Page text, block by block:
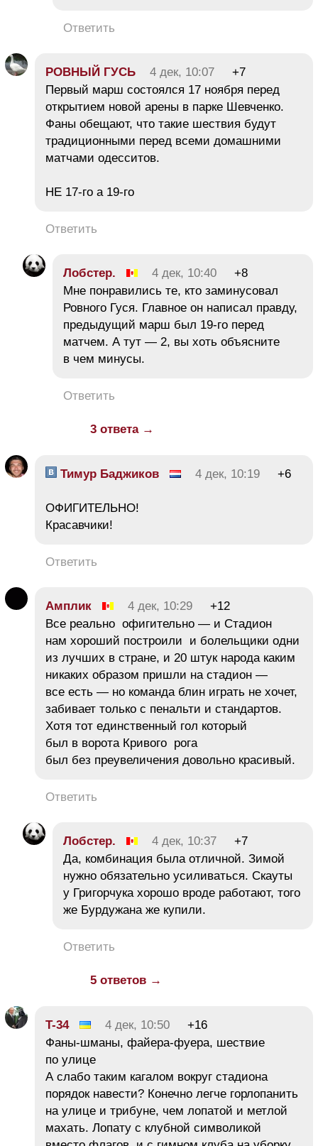
Ответить
РОВНЫЙ ГУСЬ 4 дек, 10:07
+7
Первый марш состоялся 17 ноября перед
открытием новой арены в парке Шевченко.
Фаны обещают, что такие шествия будут
традиционными перед всеми домашними
матчами одесситов.
НЕ 17-го а 19-го
Ответить
Лобстер. 4 дек, 10:40
+8
Мне понравились те, кто заминусовал
Ровного Гуся. Главное он написал правду,
предыдущий марш был 19-го перед
матчем. А тут — 2, вы хоть объясните
в чем минусы.
Ответить
3 ответа →
Тимур Баджиков 4 дек, 10:19 +6
ОФИГИТЕЛЬНО!
Красавчики!
Ответить
Амплик 4 дек, 10:29
+12
Все реально офигительно — и Стадион
нам хороший построили и болельщики одни
из лучших в стране, и 20 штук народа каким
никаких образом пришли на стадион —
все есть — но команда блин играть не хочет,
забивает только с пенальти и стандартов.
Хотя тот единственный гол который
был в ворота Кривого рога
был без преувеличения довольно красивый.
Ответить
Лобстер. 4 дек, 10:37
+7
Да, комбинация была отличной. Зимой
нужно обязательно усиливаться. Скауты
у Григорчука хорошо вроде работают, того
же Бурдужана же купили.
Ответить
5 ответов →
T-34 4 дек, 10:50
+16
Фаны-шманы, файера-фуера, шествие
по улице
А слабо таким кагалом вокруг стадиона
порядок навести? Конечно легче горлопанить
на улице и трибуне, чем лопатой и метлой
махать. Лопату с клубной символикой